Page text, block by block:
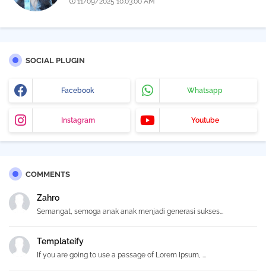
SOCIAL PLUGIN
Facebook Whatsapp
Instagram Youtube
COMMENTS
Zahro
Semangat, semoga anak anak menjadi generasi sukses...
Templateify
If you are going to use a passage of Lorem Ipsum, ...